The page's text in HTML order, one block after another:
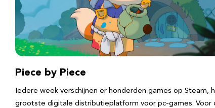
Piece by Piece
Iedere week verschijnen er honderden games op Steam,
grootste digitale distributieplatform voor pc-games. Voor